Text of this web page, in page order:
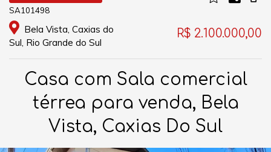
SA101498
Bela Vista, Caxias do
Sul, Rio Grande do Sul
R$ 2.100.000,00
Casa com Sala comercial
térrea para venda, Bela
Vista, Caxias Do Sul